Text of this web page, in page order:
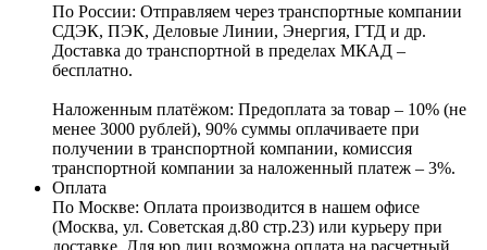
По России: Отправляем через транспортные компании
СДЭК, ПЭК, Деловые Линии, Энергия, ГТД и др.
Доставка до транспортной в пределах МКАД –
бесплатно.
Наложенным платёжом: Предоплата за товар – 10% (не
менее 3000 рублей), 90% суммы оплачиваете при
получении в транспортной компании, комиссия
транспортной компании за наложенный платеж – 3%.
Оплата
По Москве: Оплата производится в нашем офисе
(Москва, ул. Советская д.80 стр.23) или курьеру при
доставке. Для юр.лиц возможна оплата на расчетный